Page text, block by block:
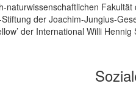
naturwissenschaftlichen Fakultät
der Joachim-Jungius-
der International Willi Hennig